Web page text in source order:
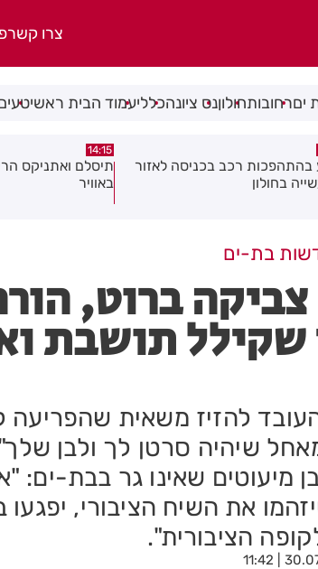
צרו קשר
יםרחובותחולוןנס ציונהכלליעמוד הבית ראשי
ואתניקס הרימו את חולון
13:05
פצוע בתאונת
בת-ים
ברוט,
שקילל תושבת
להזיז משאית שהפריעה
שיהיה סרטן לך ולבן
מיעוטים שאינו גר בבת-ים:
את השיח הציבורי, יפגעו
הציבורית".